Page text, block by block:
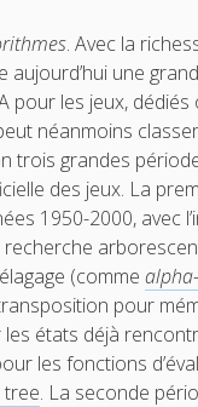
. Avec la
aujourd’hui une
pour les jeux, dédiés
néanmoins
trois grandes
des jeux. La
1950-2000, avec
recherche
(comme
pour
états déjà
les fonctions
tree. La seconde